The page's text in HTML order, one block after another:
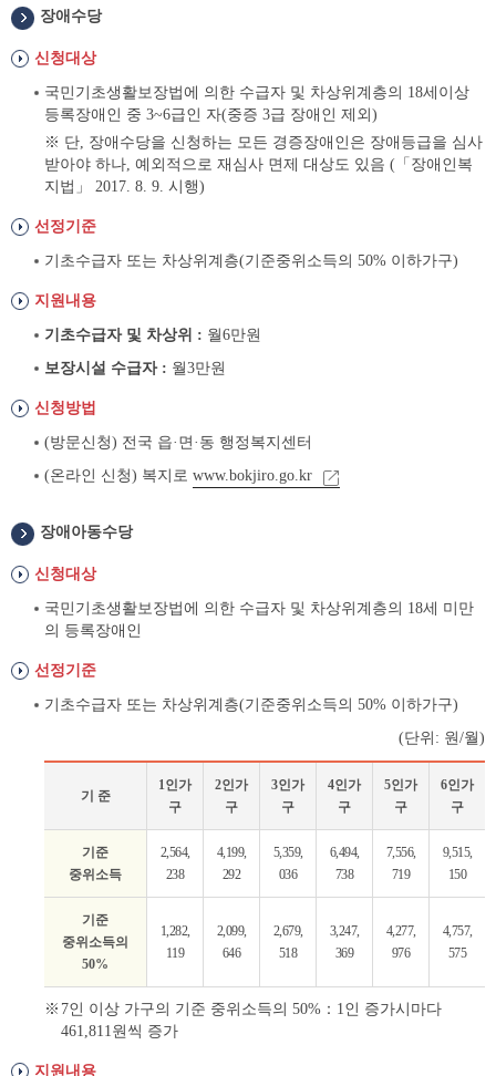
장애수당
신청대상
국민기초생활보장법에 의한 수급자 및 차상위계층의 18세이상
등록장애인 중 3~6급인 자(중증 3급 장애인 제외)
※ 단, 장애수당을 신청하는 모든 경증장애인은 장애등급을 심사
받아야 하나, 예외적으로 재심사 면제 대상도 있음 (「장애인복
지법」 2017. 8. 9. 시행)
선정기준
기초수급자 또는 차상위계층(기준중위소득의 50% 이하가구)
지원내용
기초수급자 및 차상위 : 월6만원
보장시설 수급자 : 월3만원
신청방법
(방문신청) 전국 읍·면·동 행정복지센터
(온라인 신청) 복지로 www.bokjiro.go.kr
장애아동수당
신청대상
국민기초생활보장법에 의한 수급자 및 차상위계층의 18세 미만
의 등록장애인
선정기준
기초수급자 또는 차상위계층(기준중위소득의 50% 이하가구)
(단위: 원/월)
기
표
기 준
1인가
구
2인가
구
3인가
구
4인가
구
5인가
구
6인가
구
기준
중위소득
2,564,
238
4,199,
292
5,359,
036
6,494,
738
7,556,
719
9,515,
150
기준
중위소득의
50%
1,282,
119
2,099,
646
2,679,
518
3,247,
369
4,277,
976
4,757,
575
7인 이상 가구의 기준 중위소득의 50%：1인 증가시마다
461,811원씩 증가
지원내용